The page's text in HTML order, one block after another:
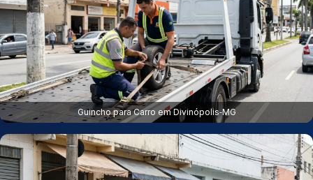
Guincho para Carro em Divinópolis‑MG